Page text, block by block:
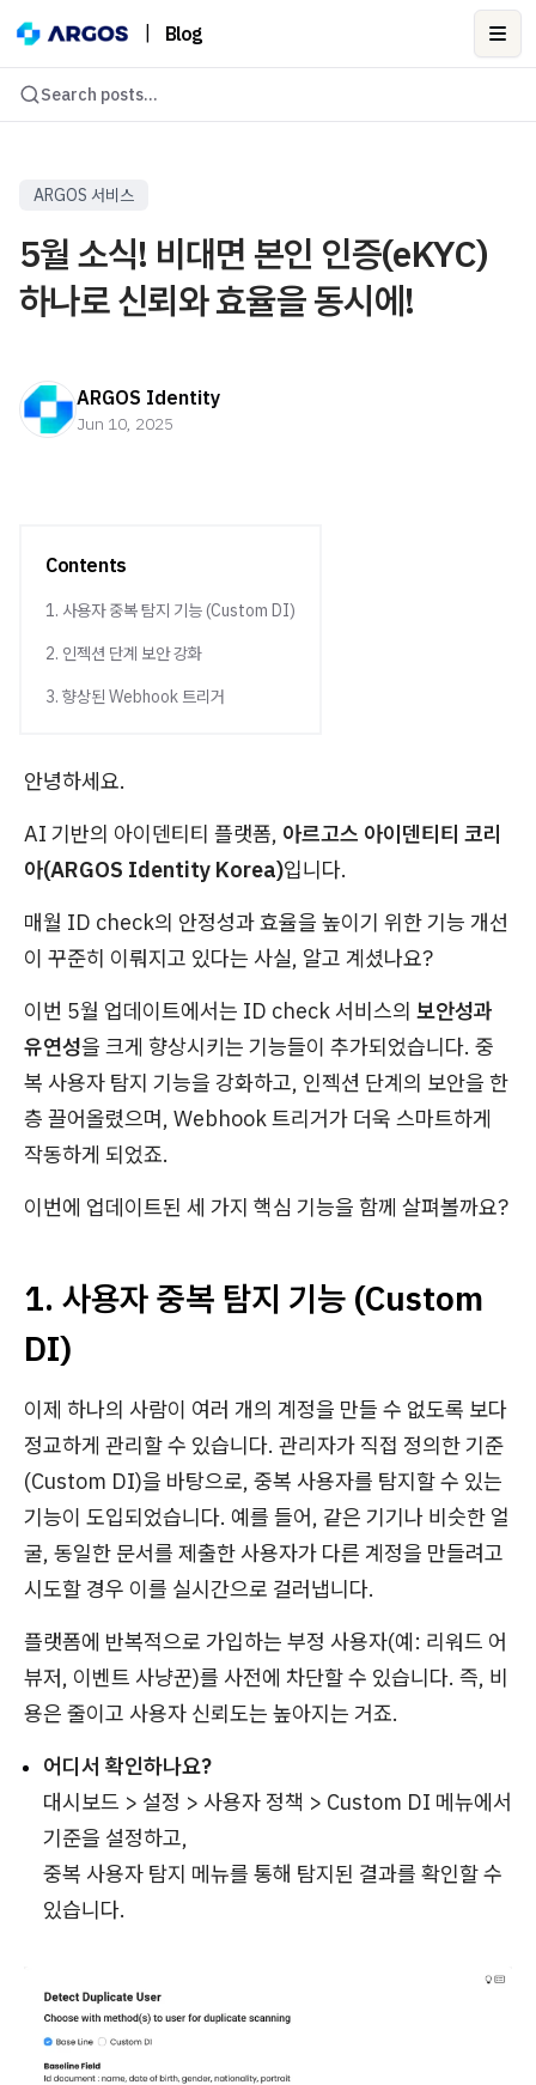
Blog
Search posts...
ARGOS 서비스
5월 소식! 비대면 본인 인증(eKYC)
하나로 신뢰와 효율을 동시에!
ARGOS Identity
Jun 10, 2025
Contents
1. 사용자 중복 탐지 기능 (Custom DI)
2. 인젝션 단계 보안 강화
3. 향상된 Webhook 트리거
안녕하세요.
AI 기반의 아이덴티티 플랫폼, 아르고스 아이덴티티 코리
아(ARGOS Identity Korea)입니다.
매월 ID check의 안정성과 효율을 높이기 위한 기능 개선
이 꾸준히 이뤄지고 있다는 사실, 알고 계셨나요?
이번 5월 업데이트에서는 ID check 서비스의 보안성과
유연성을 크게 향상시키는 기능들이 추가되었습니다. 중
복 사용자 탐지 기능을 강화하고, 인젝션 단계의 보안을 한
층 끌어올렸으며, Webhook 트리거가 더욱 스마트하게
작동하게 되었죠.
이번에 업데이트된 세 가지 핵심 기능을 함께 살펴볼까요?
1. 사용자 중복 탐지 기능 (Custom
DI)
이제 하나의 사람이 여러 개의 계정을 만들 수 없도록 보다
정교하게 관리할 수 있습니다. 관리자가 직접 정의한 기준
(Custom DI)을 바탕으로, 중복 사용자를 탐지할 수 있는
기능이 도입되었습니다. 예를 들어, 같은 기기나 비슷한 얼
굴, 동일한 문서를 제출한 사용자가 다른 계정을 만들려고
시도할 경우 이를 실시간으로 걸러냅니다.
플랫폼에 반복적으로 가입하는 부정 사용자(예: 리워드 어
뷰저, 이벤트 사냥꾼)를 사전에 차단할 수 있습니다. 즉, 비
용은 줄이고 사용자 신뢰도는 높아지는 거죠.
어디서 확인하나요?
대시보드 > 설정 > 사용자 정책 > Custom DI 메뉴에서
기준을 설정하고,
중복 사용자 탐지 메뉴를 통해 탐지된 결과를 확인할 수
있습니다.